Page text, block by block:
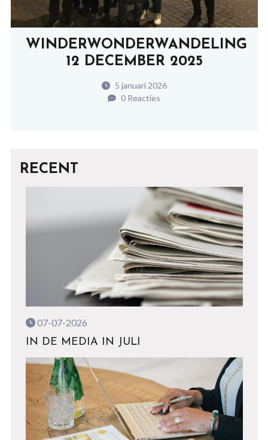
WINDERWONDERWANDELING
12 DECEMBER 2025
5 januari 2026
0 Reacties
RECENT
07-07-2026
IN DE MEDIA IN JULI